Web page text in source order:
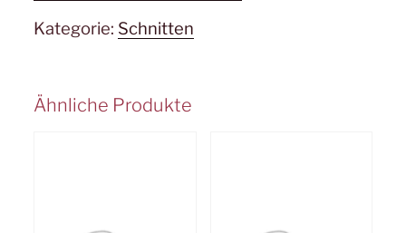
Kategorie: Schnitten
Ähnliche Produkte